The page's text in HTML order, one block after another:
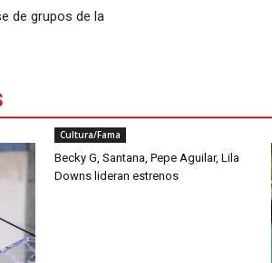
de grupos de la
Cultura/Fama
Becky G, Santana, Pepe Aguilar, Lila
Downs lideran estrenos